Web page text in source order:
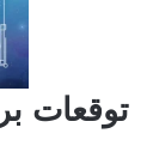
توقعات